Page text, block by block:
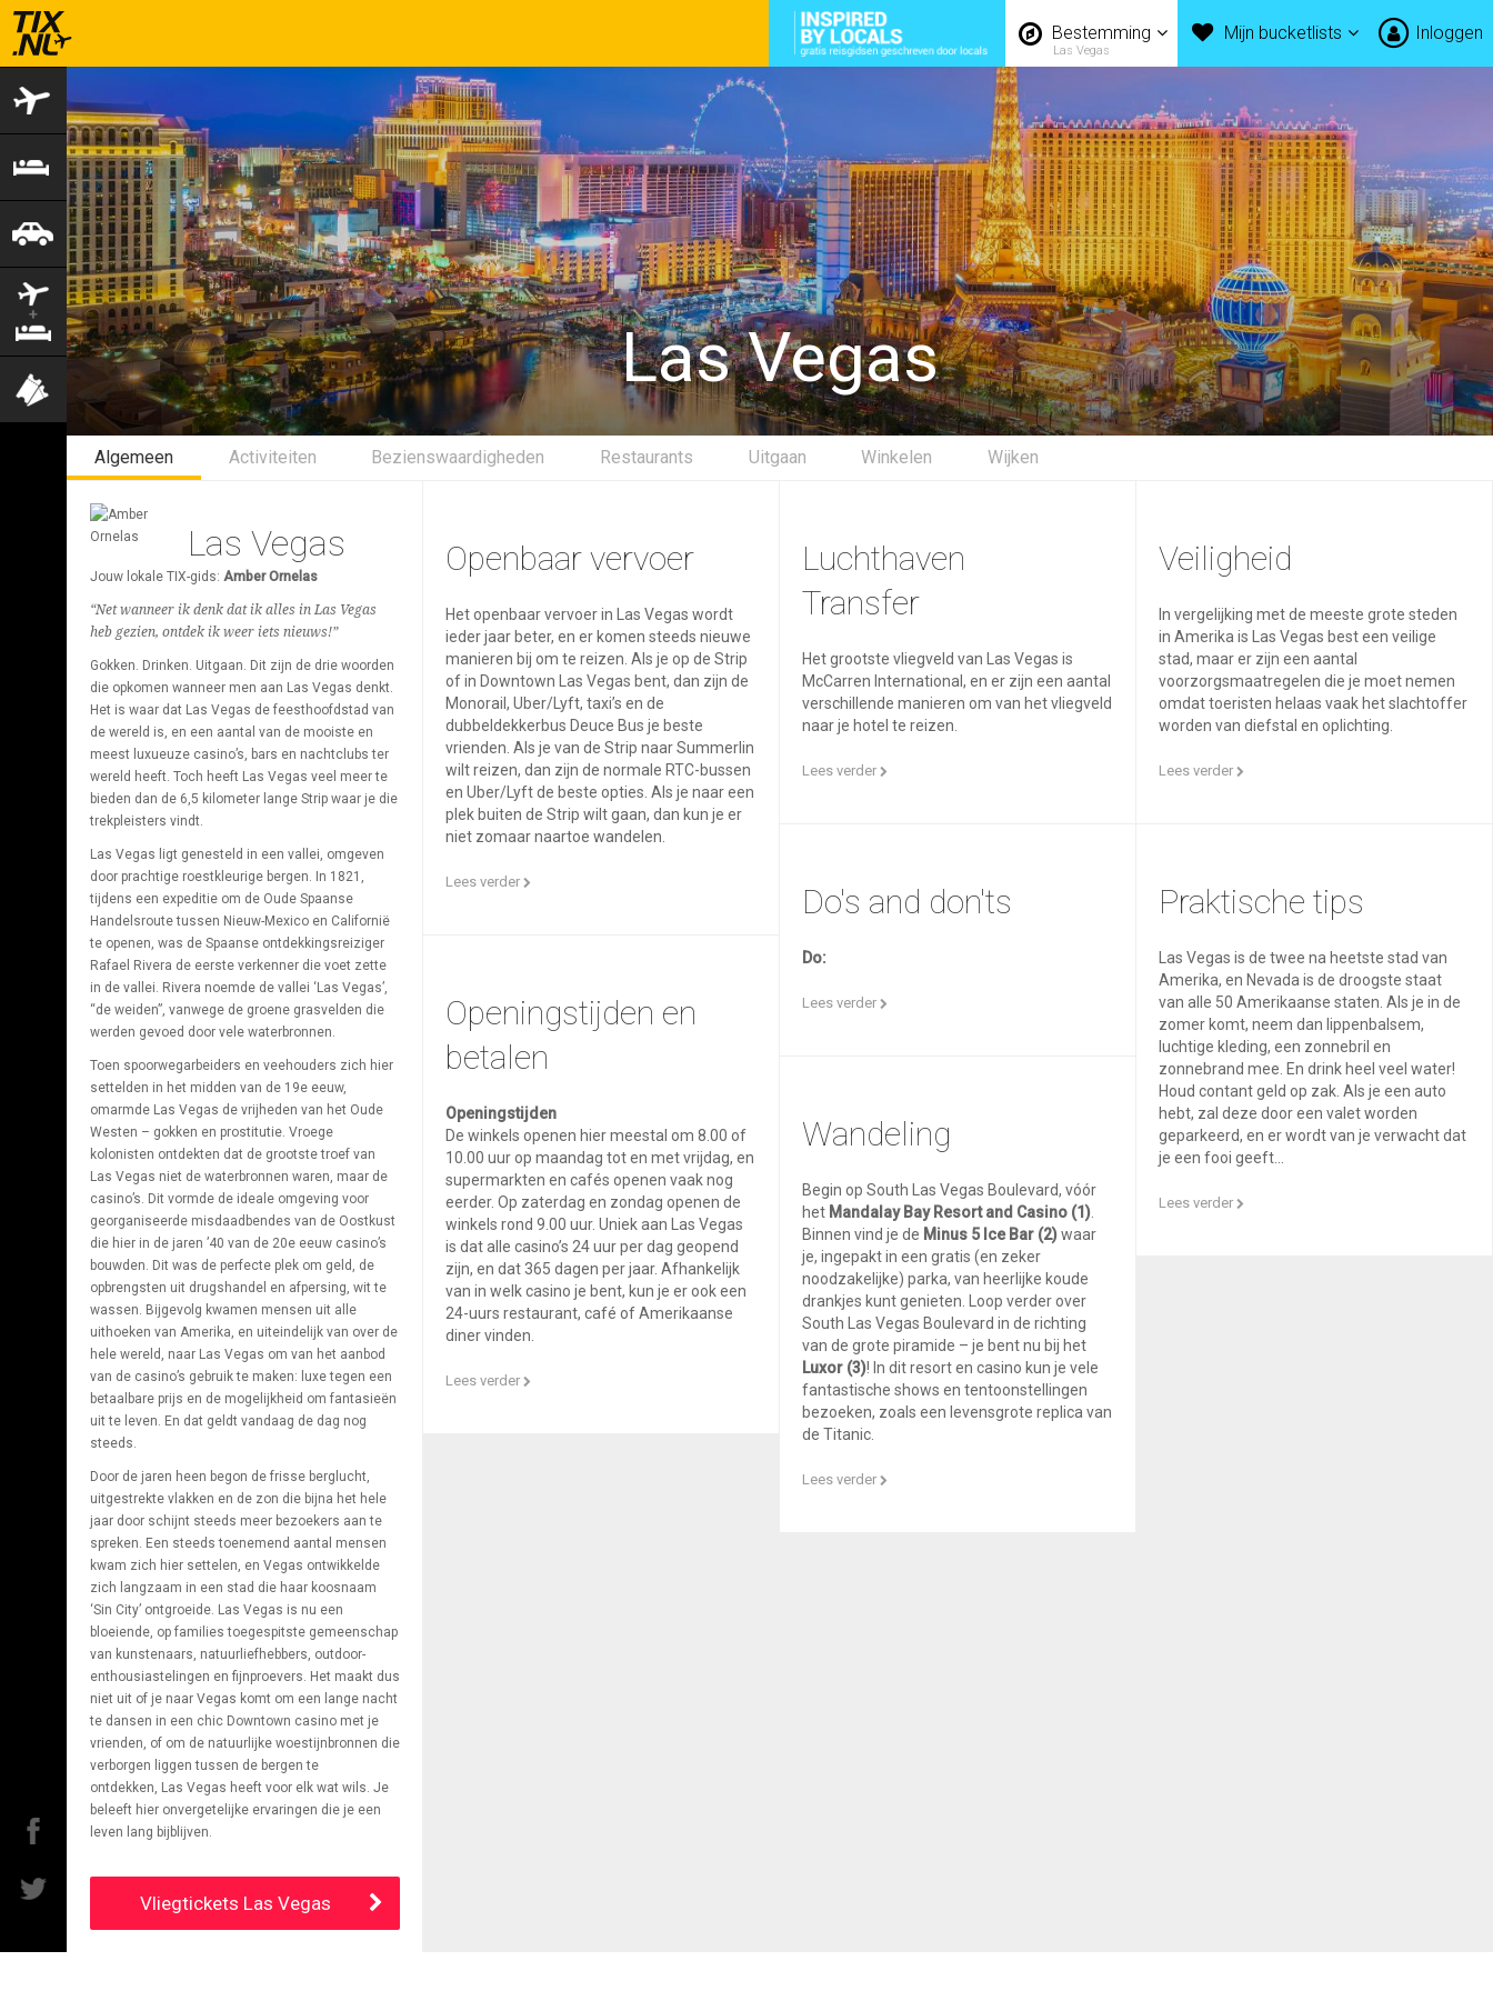
Bestemming
Las Vegas
Mijn bucketlists Inloggen
Vliegtickets
Hotels
Autohuur
Vlucht+hotel
Activiteiten
Facebook
Las Vegas
Algemeen Activiteiten Bezienswaardigheden Restaurants Uitgaan Winkelen Wijken
Las Vegas
Jouw lokale TIX-gids: Amber Ornelas
“Net wanneer ik denk dat ik alles in Las Vegas
heb gezien, ontdek ik weer iets nieuws!”
Gokken. Drinken. Uitgaan. Dit zijn de drie woorden
die opkomen wanneer men aan Las Vegas denkt.
Het is waar dat Las Vegas de feesthoofdstad van
de wereld is, en een aantal van de mooiste en
meest luxueuze casino’s, bars en nachtclubs ter
wereld heeft. Toch heeft Las Vegas veel meer te
bieden dan de 6,5 kilometer lange Strip waar je die
trekpleisters vindt.
Las Vegas ligt genesteld in een vallei, omgeven
door prachtige roestkleurige bergen. In 1821,
tijdens een expeditie om de Oude Spaanse
Handelsroute tussen Nieuw-Mexico en Californië
te openen, was de Spaanse ontdekkingsreiziger
Rafael Rivera de eerste verkenner die voet zette
in de vallei. Rivera noemde de vallei ‘Las Vegas’,
“de weiden”, vanwege de groene grasvelden die
werden gevoed door vele waterbronnen.
Toen spoorwegarbeiders en veehouders zich hier
settelden in het midden van de 19e eeuw,
omarmde Las Vegas de vrijheden van het Oude
Westen – gokken en prostitutie. Vroege
kolonisten ontdekten dat de grootste troef van
Las Vegas niet de waterbronnen waren, maar de
casino’s. Dit vormde de ideale omgeving voor
georganiseerde misdaadbendes van de Oostkust
die hier in de jaren ’40 van de 20e eeuw casino’s
bouwden. Dit was de perfecte plek om geld, de
opbrengsten uit drugshandel en afpersing, wit te
wassen. Bijgevolg kwamen mensen uit alle
uithoeken van Amerika, en uiteindelijk van over de
hele wereld, naar Las Vegas om van het aanbod
van de casino’s gebruik te maken: luxe tegen een
betaalbare prijs en de mogelijkheid om fantasieën
uit te leven. En dat geldt vandaag de dag nog
steeds.
Door de jaren heen begon de frisse berglucht,
uitgestrekte vlakken en de zon die bijna het hele
jaar door schijnt steeds meer bezoekers aan te
spreken. Een steeds toenemend aantal mensen
kwam zich hier settelen, en Vegas ontwikkelde
zich langzaam in een stad die haar koosnaam
‘Sin City’ ontgroeide. Las Vegas is nu een
bloeiende, op families toegespitste gemeenschap
van kunstenaars, natuurliefhebbers, outdoor-
enthousiastelingen en fijnproevers. Het maakt dus
niet uit of je naar Vegas komt om een lange nacht
te dansen in een chic Downtown casino met je
vrienden, of om de natuurlijke woestijnbronnen die
verborgen liggen tussen de bergen te
ontdekken, Las Vegas heeft voor elk wat wils. Je
beleeft hier onvergetelijke ervaringen die je een
leven lang bijblijven.
Vliegtickets Las Vegas
Openbaar vervoer
Het openbaar vervoer in Las Vegas wordt
ieder jaar beter, en er komen steeds nieuwe
manieren bij om te reizen. Als je op de Strip
of in Downtown Las Vegas bent, dan zijn de
Monorail, Uber/Lyft, taxi’s en de
dubbeldekkerbus Deuce Bus je beste
vrienden. Als je van de Strip naar Summerlin
wilt reizen, dan zijn de normale RTC-bussen
en Uber/Lyft de beste opties. Als je naar een
plek buiten de Strip wilt gaan, dan kun je er
niet zomaar naartoe wandelen.
Lees verder
Luchthaven
Transfer
Het grootste vliegveld van Las Vegas is
McCarren International, en er zijn een aantal
verschillende manieren om van het vliegveld
naar je hotel te reizen.
Lees verder
Veiligheid
In vergelijking met de meeste grote steden
in Amerika is Las Vegas best een veilige
stad, maar er zijn een aantal
voorzorgsmaatregelen die je moet nemen
omdat toeristen helaas vaak het slachtoffer
worden van diefstal en oplichting.
Lees verder
Do's and don'ts
Do:
Lees verder
Praktische tips
Las Vegas is de twee na heetste stad van
Amerika, en Nevada is de droogste staat
van alle 50 Amerikaanse staten. Als je in de
zomer komt, neem dan lippenbalsem,
luchtige kleding, een zonnebril en
zonnebrand mee. En drink heel veel water!
Houd contant geld op zak. Als je een auto
hebt, zal deze door een valet worden
geparkeerd, en er wordt van je verwacht dat
je een fooi geeft...
Lees verder
Openingstijden en
betalen
Openingstijden
De winkels openen hier meestal om 8.00 of
10.00 uur op maandag tot en met vrijdag, en
supermarkten en cafés openen vaak nog
eerder. Op zaterdag en zondag openen de
winkels rond 9.00 uur. Uniek aan Las Vegas
is dat alle casino’s 24 uur per dag geopend
zijn, en dat 365 dagen per jaar. Afhankelijk
van in welk casino je bent, kun je er ook een
24-uurs restaurant, café of Amerikaanse
diner vinden.
Lees verder
Wandeling
Begin op South Las Vegas Boulevard, vóór
het Mandalay Bay Resort and Casino (1)
Binnen vind je de Minus 5 Ice Bar (2)waar
je, ingepakt in een gratis (en zeker
noodzakelijke) parka, van heerlijke koude
drankjes kunt genieten. Loop verder over
South Las Vegas Boulevard in de richting
van de grote piramide – je bent nu bij het
Luxor (3)! In dit resort en casino kun je vele
fantastische shows en tentoonstellingen
bezoeken, zoals een levensgrote replica van
de Titanic.
Lees verder